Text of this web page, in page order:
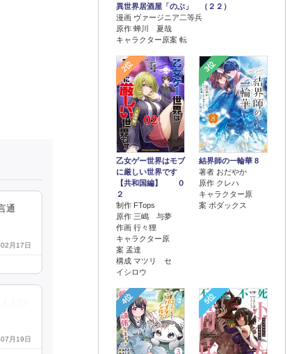
通
月17日
月19日
異世界居酒屋「のぶ」 （２２）
漫画 ヴァージニア二等兵
原作 蝉川 夏哉
キャラクター原案 転
2位
乙女ゲー世界はモブ
に厳しい世界です
【共和国編】 ０
２
制作 FTops
原作 三嶋 与夢
作画 行々狸
キャラクター原
案 孟達
構成 マツリ セ
イシロウ
3位
結界師の一輪華 8
著者 おだやか
原作 クレハ
キャラクター原
案 ボダックス
4位 5位